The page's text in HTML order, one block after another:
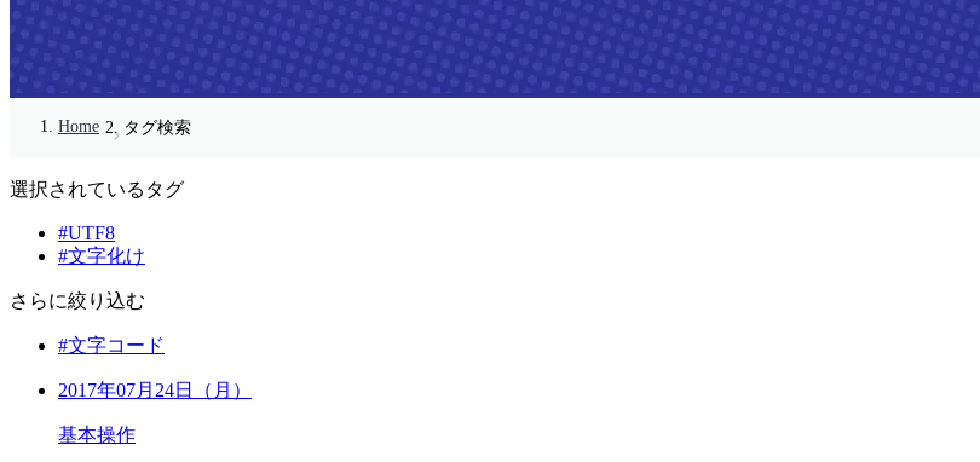
Home タグ検索
選択されているタグ
#UTF8
#文字化け
さらに絞り込む
#文字コード
2017年07月24日（月）
基本操作